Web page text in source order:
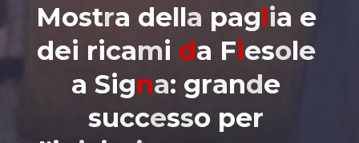
Mostra della paglia e
dei ricami da Fiesole
a Signa: grande
successo per